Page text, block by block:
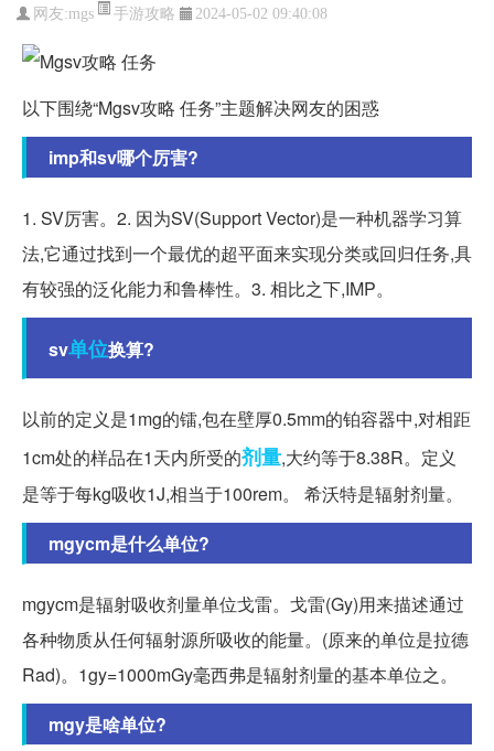
网友:mgs 手游攻略 2024-05-02 09:40:08
以下围绕“Mgsv攻略 任务”主题解决网友的困惑
imp和sv哪个厉害?
1. SV厉害。2. 因为SV(Support Vector)是一种机器学习算
法,它通过找到一个最优的超平面来实现分类或回归任务,具
有较强的泛化能力和鲁棒性。3. 相比之下,IMP。
sv单位换算?
以前的定义是1mg的镭,包在壁厚0.5mm的铂容器中,对相距
1cm处的样品在1天内所受的剂量,大约等于8.38R。定义
是等于每kg吸收1J,相当于100rem。 希沃特是辐射剂量。
mgycm是什么单位?
mgycm是辐射吸收剂量单位戈雷。戈雷(Gy)用来描述通过
各种物质从任何辐射源所吸收的能量。(原来的单位是拉德
Rad)。1gy=1000mGy毫西弗是辐射剂量的基本单位之。
mgy是啥单位?